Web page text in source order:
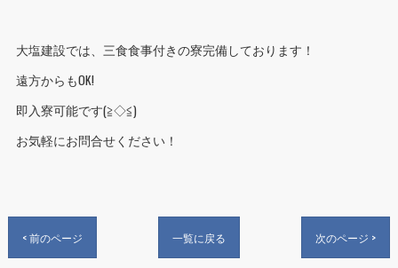
大塩建設では、三食食事付きの寮完備しております！
遠方からもOK!
即入寮可能です(≧◇≦)
お気軽にお問合せください！
< 前のページ 一覧に戻る 次のページ >